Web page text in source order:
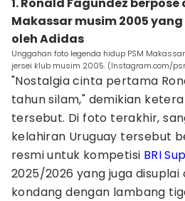
Makassar musim 2005
oleh Adidas
Unggahan foto legenda hidup PSM
jersei klub musim 2005. (Instagram.com/
"Nostalgia cinta pertama
tahun silam," demikian
tersebut. Di foto terakhir,
kelahiran Uruguay tersebut
resmi untuk kompetisi BRI
2025/2026 yang juga
kondang dengan lambang